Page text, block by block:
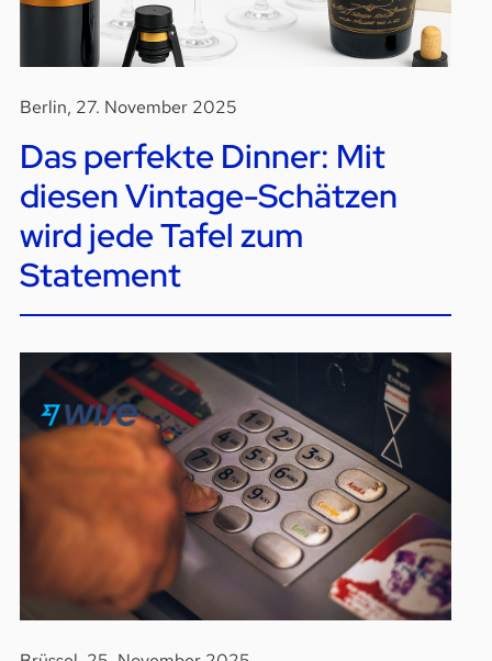
Berlin, 27. November 2025
Das perfekte Dinner: Mit
diesen Vintage-Schätzen
wird jede Tafel zum
Statement